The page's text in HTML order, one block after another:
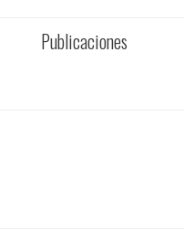
Publicaciones